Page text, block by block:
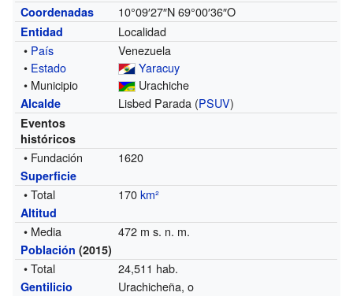
Coordenadas 10°09′27″N 69°00′36″O
Entidad
Localidad
• País
Venezuela
• Estado
Yaracuy
• Municipio
Urachiche
Alcalde Lisbed Parada (PSUV)
Eventos
históricos
• Fundación 1620
Superficie
• Total 170km²
Altitud
• Media 472 m s. n. m.
Población (2015)
• Total 24,511 hab.
Gentilicio Urachicheña, o